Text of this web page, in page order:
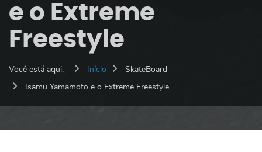
e o Extreme
Freestyle
Você está aqui: Início
SkateBoard
Isamu Yamamoto e o Extreme Freestyle